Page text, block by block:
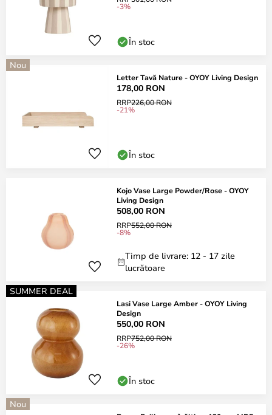
-3%
În stoc
Nou
Letter Tavă Nature - OYOY Living Design
178,00 RON
RRP226,00 RON
-21%
În stoc
Kojo Vase Large Powder/Rose - OYOY
Living Design
508,00 RON
RRP552,00 RON
-8%
Timp de livrare: 12 - 17 zile
lucrătoare
SUMMER DEAL
Lasi Vase Large Amber - OYOY Living
Design
550,00 RON
RRP752,00 RON
-26%
În stoc
Nou